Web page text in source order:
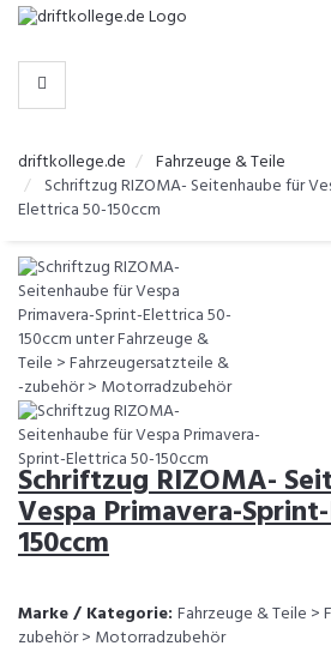
-
HERSTELLER
WÄHLEN
driftkollege.de
Fahrzeuge & Teile
Schriftzug RIZOMA- Seitenhaube für
Elettrica 50-150ccm
Schriftzug RIZOMA-
Vespa Primavera-
150ccm
Marke / Kategorie: Fahrzeuge & Teile >
zubehör > Motorradzubehör